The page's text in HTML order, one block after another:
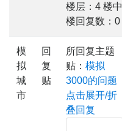
楼层：4 楼中
楼回复数：0
模
拟
城
市
回
复
贴
所回复主题
贴： 模拟
3000的问题
点击展开/折
叠回复